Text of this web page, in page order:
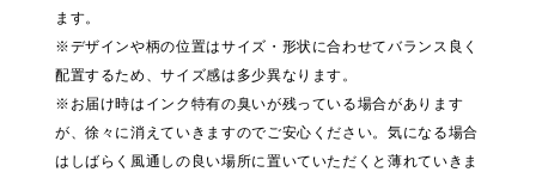
ます。
※デザインや柄の位置はサイズ・形状に合わせてバランス良く
配置するため、サイズ感は多少異なります。
※お届け時はインク特有の臭いが残っている場合があります
が、徐々に消えていきますのでご安心ください。気になる場合
はしばらく風通しの良い場所に置いていただくと薄れていきま